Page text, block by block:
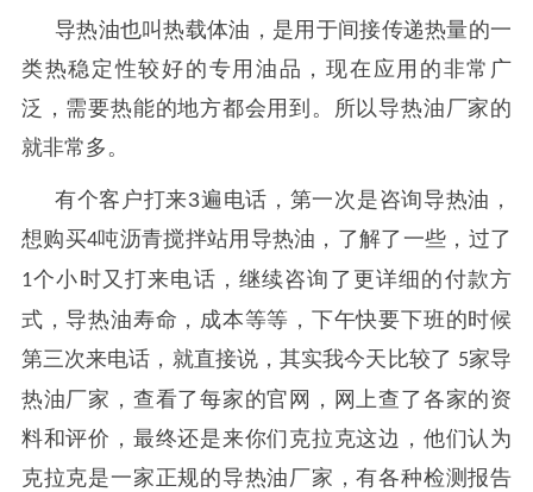
导热油也叫热载体油，是用于间接传递热量的一
类热稳定性较好的专用油品 ，现在应用的非常广
泛， 需要热能的地方都会用到。所以导热油厂家的
就非常多。
有个客户打来3遍电话，第一次是咨询导热油，
想购买4吨沥青搅拌站用导热油，了解了一些，过了
1个小时又打来电话，继续咨询了更详细的付款方
式，导热油寿命，成本等等，下午快要下班的时候
第三次来电话，就直接说，其实我今天比较了 5家导
热油厂家，查看了每家的官网，网上查了各家的资
料和评价，最终还是来你们克拉克这边，他们认为
克拉克是一家正规的导热油厂家，有各种检测报告